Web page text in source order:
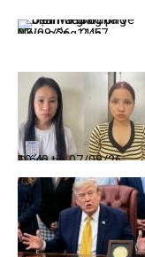
Nhịp sống 24h
07/08/26, 11:57
Điểm tin
07/08/26, 10:40